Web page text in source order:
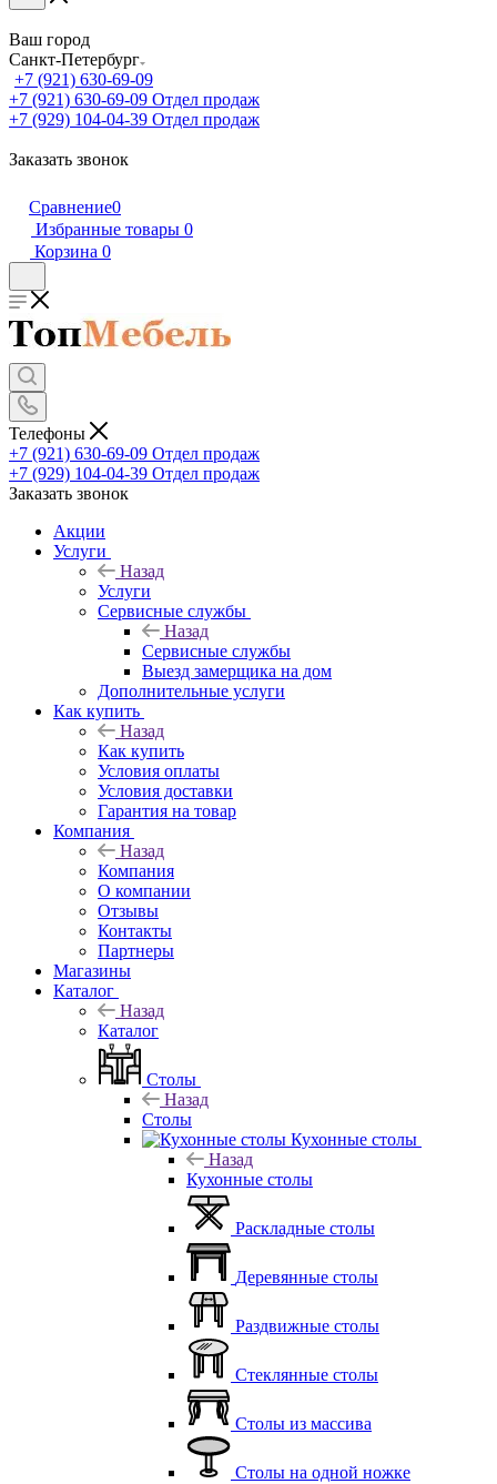
Ваш город
Санкт-Петербург
+7 (921) 630-69-09
+7 (921) 630-69-09 Отдел продаж
+7 (929) 104-04-39 Отдел продаж
Заказать звонок
Сравнение0
Избранные товары 0
Корзина 0
Телефоны
+7 (921) 630-69-09 Отдел продаж
+7 (929) 104-04-39 Отдел продаж
Заказать звонок
Акции
Услуги
Назад
Услуги
Сервисные службы
Назад
Сервисные службы
Выезд замерщика на дом
Дополнительные услуги
Как купить
Назад
Как купить
Условия оплаты
Условия доставки
Гарантия на товар
Компания
Назад
Компания
О компании
Отзывы
Контакты
Партнеры
Магазины
Каталог
Назад
Каталог
Столы
Назад
Столы
Кухонные столы
Назад
Кухонные столы
Раскладные столы
Деревянные столы
Раздвижные столы
Стеклянные столы
Столы из массива
Столы на одной ножке